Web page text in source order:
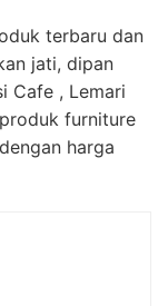
terbaru dan
jati, dipan
Cafe , Lemari
furniture
harga